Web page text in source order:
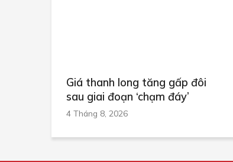
Giá thanh long tăng gấp đôi
sau giai đoạn ‘chạm đáy’
4 Tháng 8, 2026